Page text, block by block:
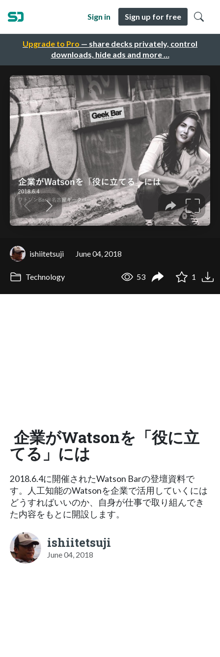
Upgrade to Pro — share decks privately, control
downloads, hide ads and more …
Sign in Sign up for free
ishiitetsuji June 04, 2018
Technology 53 1
企業がWatsonを「役に立
てる」には
2018.6.4に開催されたWatson Barの登壇資料で
す。人工知能のWatsonを企業で活用していくには
どうすればいいのか、自身が仕事で取り組んでき
た内容をもとに開設します。
ishiitetsuji
June 04, 2018